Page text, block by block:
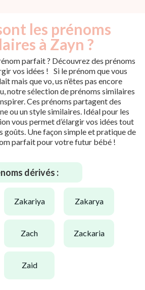
les prénoms
à Zayn ?
parfait ? Découvrez des prénoms
vos idées ! Si le prénom que vous
mais que vo, us n’êtes pas encore
notre sélection de prénoms similaires
Ces prénoms partagent des
ou un style similaires. Idéal pour les
vous permet d’élargir vos idées tout
goûts. Une façon simple et pratique de
parfait pour votre futur bébé !
dérivés :
zakariya zakarya
zach zackaria
zaid